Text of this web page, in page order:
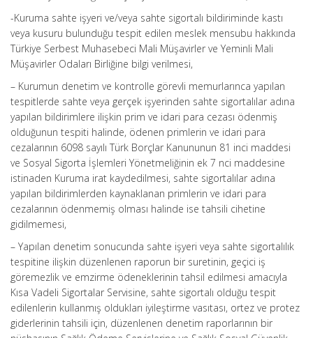
-Kuruma sahte işyeri ve/veya sahte sigortalı bildiriminde kastı
veya kusuru bulunduğu tespit edilen meslek mensubu hakkında
Türkiye Serbest Muhasebeci Mali Müşavirler ve Yeminli Mali
Müşavirler Odaları Birliğine bilgi verilmesi,
– Kurumun denetim ve kontrolle görevli memurlarınca yapılan
tespitlerde sahte veya gerçek işyerinden sahte sigortalılar adına
yapılan bildirimlere ilişkin prim ve idari para cezası ödenmiş
olduğunun tespiti halinde, ödenen primlerin ve idari para
cezalarının 6098 sayılı Türk Borçlar Kanununun 81 inci maddesi
ve Sosyal Sigorta İşlemleri Yönetmeliğinin ek 7 nci maddesine
istinaden Kuruma irat kaydedilmesi, sahte sigortalılar adına
yapılan bildirimlerden kaynaklanan primlerin ve idari para
cezalarının ödenmemiş olması halinde ise tahsili cihetine
gidilmemesi,
– Yapılan denetim sonucunda sahte işyeri veya sahte sigortalılık
tespitine ilişkin düzenlenen raporun bir suretinin, geçici iş
göremezlik ve emzirme ödeneklerinin tahsil edilmesi amacıyla
Kısa Vadeli Sigortalar Servisine, sahte sigortalı olduğu tespit
edilenlerin kullanmış oldukları iyileştirme vasıtası, ortez ve protez
giderlerinin tahsili için, düzenlenen denetim raporlarının bir